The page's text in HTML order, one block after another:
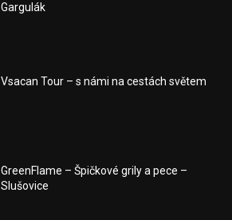
Gargulák
Vsacan Tour – s námi na cestách světem
GreenFlame – Špičkové grily a pece –
Slušovice